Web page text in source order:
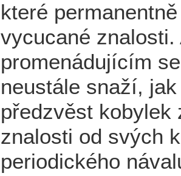
které
vycucané
promenádujícím
neustále snaží,
předzvěst kobylek
znalosti od svých
periodického